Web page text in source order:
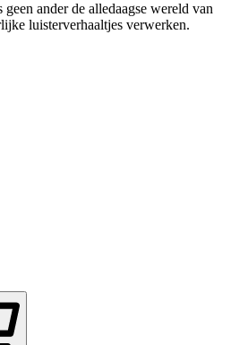
ander de alledaagse wereld van
luisterverhaaltjes verwerken.